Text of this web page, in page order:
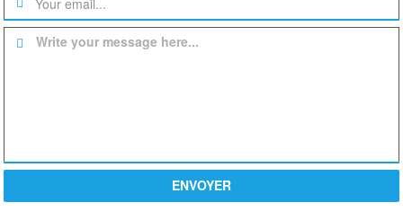
Write your message here...
ENVOYER